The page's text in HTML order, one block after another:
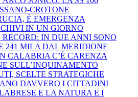
CROTONE
È EMERGENZA
IN UN GIORNO
IN DUE ANNI SONO
241 MILA DAL MERIDIONE
CALABRIA C’È CARENZA
SULL’INQUINAMENTO
SCELTE STRATEGICHE
DAVVERO I CITTADINI
E LA NATURA E I